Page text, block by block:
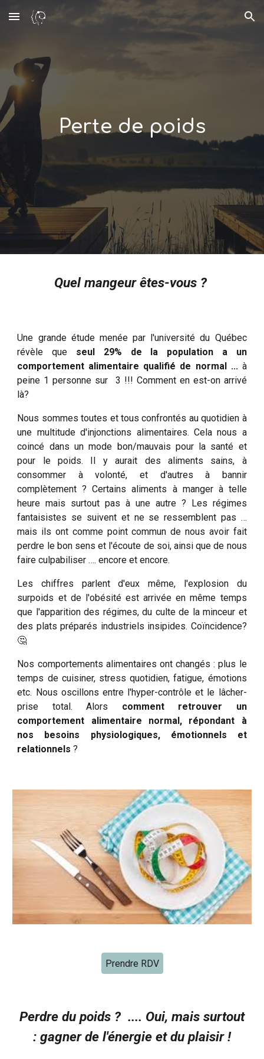
Skip to main content Skip to navigation
Perte de poids
Quel mangeur êtes-vous?
Une grande étude menée par l'université du Québec
révèle que seul 29% de la population a un
comportement alimentaire qualifié de normal ... à
peine 1 personne sur 3 !!! Comment en est-on arrivé
là?
Nous sommes toutes et tous confrontés au quotidien à
une multitude d'injonctions alimentaires. Cela nous a
coincé dans un mode bon/mauvais pour la santé et
pour le poids. Il y aurait des aliments sains, à
consommer à volonté, et d'autres à bannir
complètement ? Certains aliments à manger à telle
heure mais surtout pas à une autre ? Les régimes
fantaisistes se suivent et ne se ressemblent pas …
mais ils ont comme point commun de nous avoir fait
perdre le bon sens et l'écoute de soi, ainsi que de nous
faire culpabiliser …. encore et encore.
Les chiffres parlent d'eux même, l'explosion du
surpoids et de l'obésité est arrivée en même temps
que l'apparition des régimes, du culte de la minceur et
des plats préparés industriels insipides. Coïncidence?
🤔
Nos comportements alimentaires ont changés : plus le
temps de cuisiner, stress quotidien, fatigue, émotions
etc. Nous oscillons entre l'hyper-contrôle et le lâcher-
prise total. Alors comment retrouver un
comportement alimentaire normal, répondant à
nos besoins physiologiques, émotionnels et
relationnels?
Prendre RDV
Perdre du poids ? .... Oui, mais surtout
: gagner de l'énergie et du plaisir !